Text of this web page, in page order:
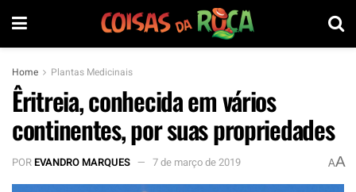
Home Plantas Medicinais
Êritreia, conhecida em vários
continentes, por suas propriedades
POREVANDRO MARQUES 7 de março de 2019 AA